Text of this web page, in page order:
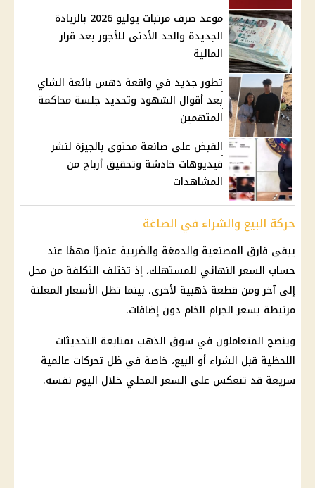
موعد صرف مرتبات يوليو 2026 بالزيادة
الجديدة والحد الأدنى للأجور بعد قرار
المالية
تطور جديد في واقعة دهس بائعة الشاي
بعد أقوال الشهود وتحديد جلسة محاكمة
المتهمين
القبض على صانعة محتوى بالجيزة لنشر
فيديوهات خادشة وتحقيق أرباح من
المشاهدات
حركة البيع والشراء في الصاغة
يبقى فارق المصنعية والدمغة والضريبة عنصرًا مهمًا عند
حساب السعر النهائي للمستهلك، إذ تختلف التكلفة من محل
إلى آخر ومن قطعة ذهبية لأخرى، بينما تظل الأسعار المعلنة
مرتبطة بسعر الجرام الخام دون إضافات.
وينصح المتعاملون في سوق الذهب بمتابعة التحديثات
اللحظية قبل الشراء أو البيع، خاصة في ظل تحركات عالمية
سريعة قد تنعكس على السعر المحلي خلال اليوم نفسه.